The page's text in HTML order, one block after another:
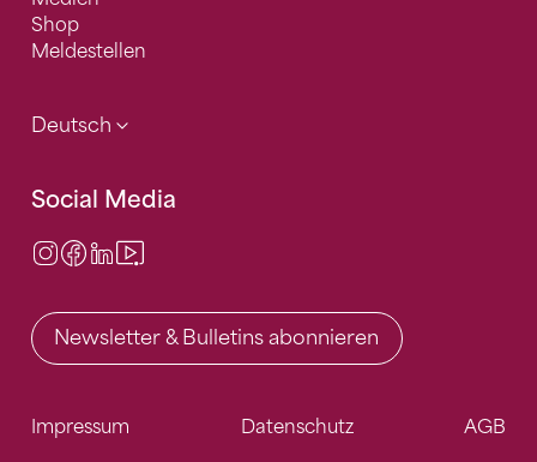
Shop
Meldestellen
Deutsch
Social Media
Instagram
Facebook
LinkedIn
Newsletter & Bulletins abonnieren
Impressum Datenschutz AGB